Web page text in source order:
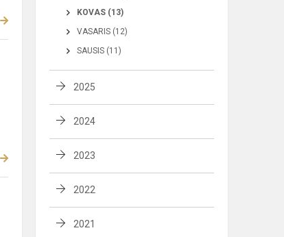
KOVAS (13)
VASARIS (12)
SAUSIS (11)
2025
2024
2023
2022
2021